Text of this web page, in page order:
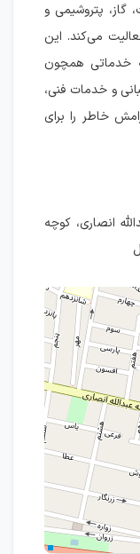
گاز، پتروشیمی و
می‌کند. این
خدماتی همچون
و خدمات فنی،
خاطر را برای
انصاری، کوچه